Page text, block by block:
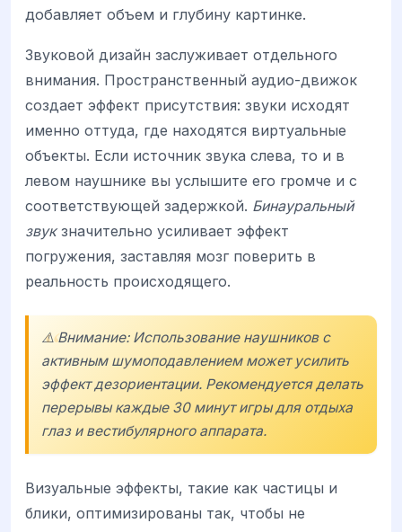
добавляет объем и глубину картинке.
Звуковой дизайн заслуживает отдельного
внимания. Пространственный аудио-движок
создает эффект присутствия: звуки исходят
именно оттуда, где находятся виртуальные
объекты. Если источник звука слева, то и в
левом наушнике вы услышите его громче и с
соответствующей задержкой. Бинауральный
звукзначительно усиливает эффект
погружения, заставляя мозг поверить в
реальность происходящего.
⚠️ Внимание: Использование наушников с
активным шумоподавлением может усилить
эффект дезориентации. Рекомендуется делать
перерывы каждые 30 минут игры для отдыха
глаз и вестибулярного аппарата.
Визуальные эффекты, такие как частицы и
блики, оптимизированы так, чтобы не